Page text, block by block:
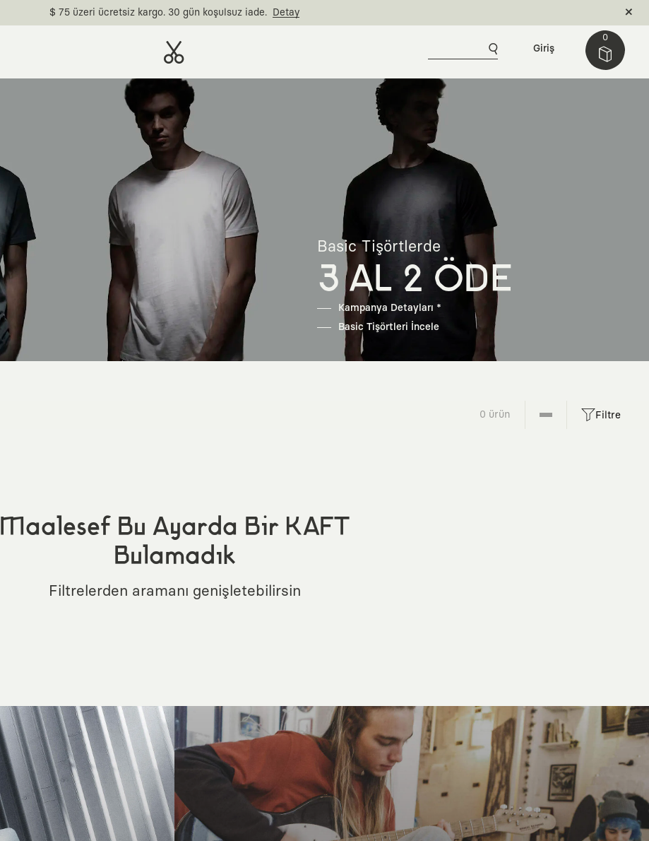
$ 75 üzeri ücretsiz kargo. 30 gün koşulsuz iade. Detay
0
Giriş
Basic Tişörtlerde
3 AL 2 ÖDE
Kampanya Detayları *
Basic Tişörtleri İncele
0 ürün Filtre
Maalesef Bu Ayarda Bir KAFT
Bulamadık
Filtrelerden aramanı genişletebilirsin